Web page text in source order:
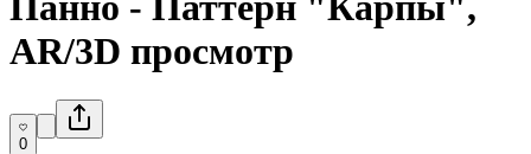
AR/3D просмотр
0